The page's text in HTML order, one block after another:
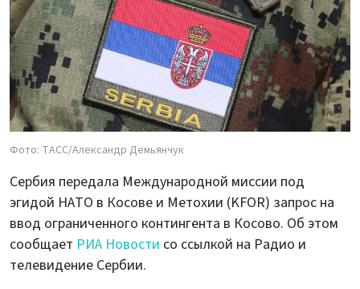
Фото: ТАСС/Александр Демьянчук
Сербия передала Международной миссии под
эгидой НАТО в Косове и Метохии (KFOR) запрос на
ввод ограниченного контингента в Косово. Об этом
сообщает РИА Новости со ссылкой на Радио и
телевидение Сербии.